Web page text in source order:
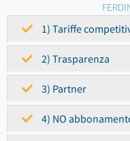
1) Tariffe
2) Trasparenza
3) Partner
4) NO